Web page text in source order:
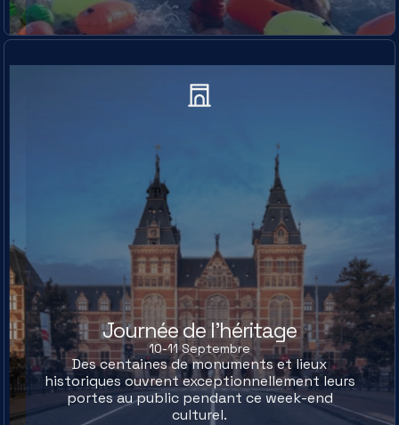
Journée de l'héritage
10-11 Septembre
Des centaines de monuments et lieux
historiques ouvrent exceptionnellement leurs
portes au public pendant ce week-end
culturel.